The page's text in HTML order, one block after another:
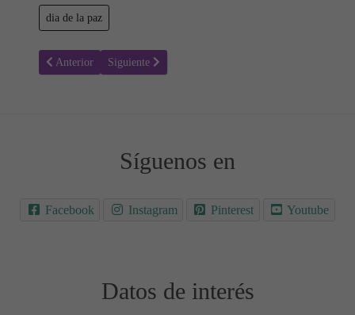
dia de la paz
Artículo anterior: La Piedra de Sopa - Cuentos infantiles sobre la paz
Anterior Artículo siguiente: Las Lágrimas Del Dragón, Cuento
Siguiente
Síguenos en
Facebook Instagram Pinterest Youtube
Datos de interés